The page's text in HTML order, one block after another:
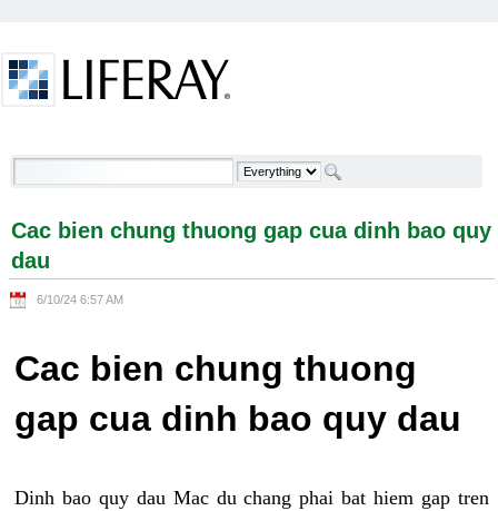
Cac bien chung thuong gap cua dinh bao quy dau -
Cac bien chung thuong gap cua dinh bao quy
dau
6/10/24 6:57 AM
Cac bien chung thuong
gap cua dinh bao quy dau
Dinh bao quy dau Mac du chang phai bat hiem gap tren